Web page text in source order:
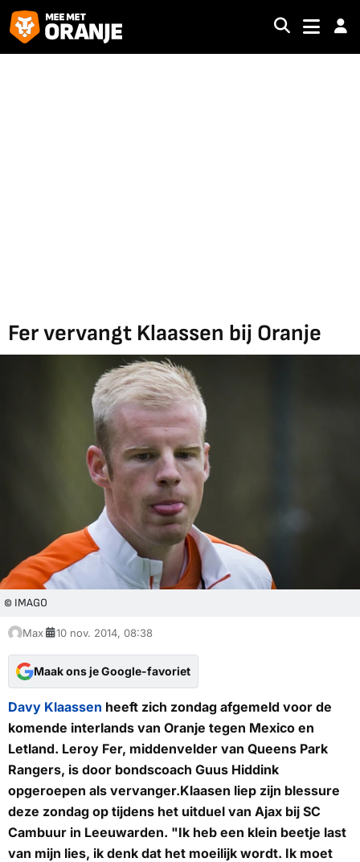
Fer vervangt Klaassen bij Oranje
© IMAGO
Max 10 nov. 2014, 08:38
Maak ons je Google-favoriet
Davy Klaassen heeft zich zondag afgemeld voor de
komende interlands van Oranje tegen Mexico en
Letland. Leroy Fer, middenvelder van Queens Park
Rangers, is door bondscoach Guus Hiddink
opgeroepen als vervanger.Klaasen liep zijn blessure
deze zondag op tijdens het uitduel van Ajax bij SC
Cambuur in Leeuwarden. "Ik heb een klein beetje last
van mijn lies, ik denk dat het moeilijk wordt. Ik moet